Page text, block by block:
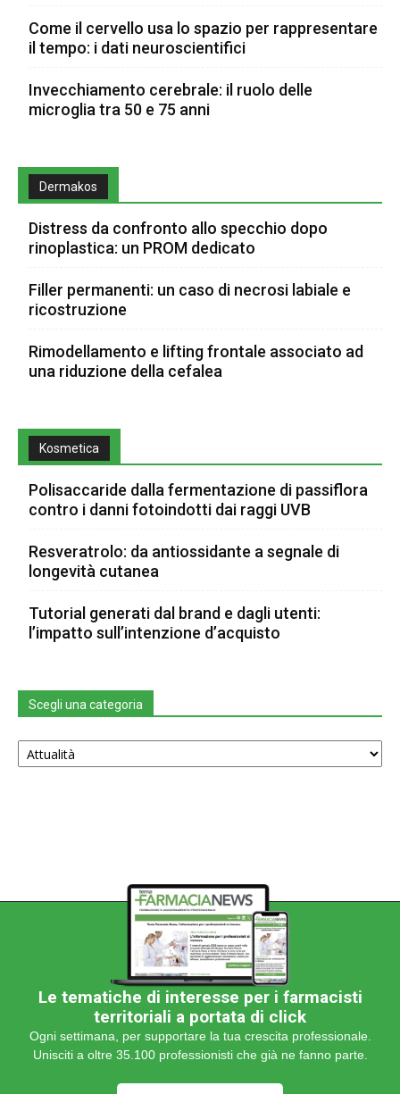
Come il cervello usa lo spazio per rappresentare
il tempo: i dati neuroscientifici
Invecchiamento cerebrale: il ruolo delle
microglia tra 50 e 75 anni
Dermakos
Distress da confronto allo specchio dopo
rinoplastica: un PROM dedicato
Filler permanenti: un caso di necrosi labiale e
ricostruzione
Rimodellamento e lifting frontale associato ad
una riduzione della cefalea
Kosmetica
Polisaccaride dalla fermentazione di passiflora
contro i danni fotoindotti dai raggi UVB
Resveratrolo: da antiossidante a segnale di
longevità cutanea
Tutorial generati dal brand e dagli utenti:
l’impatto sull’intenzione d’acquisto
Scegli una categoria
Scegli
una
Le tematiche di interesse per i farmacisti
territoriali a portata di click
Ogni settimana, per supportare la tua crescita professionale.
Unisciti a oltre 35.100 professionisti che già ne fanno parte.